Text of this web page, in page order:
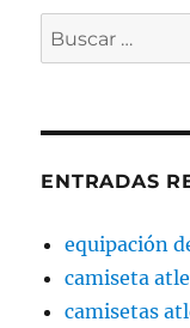
Buscar
por:
ENTRADAS
equipación
camiseta
camisetas